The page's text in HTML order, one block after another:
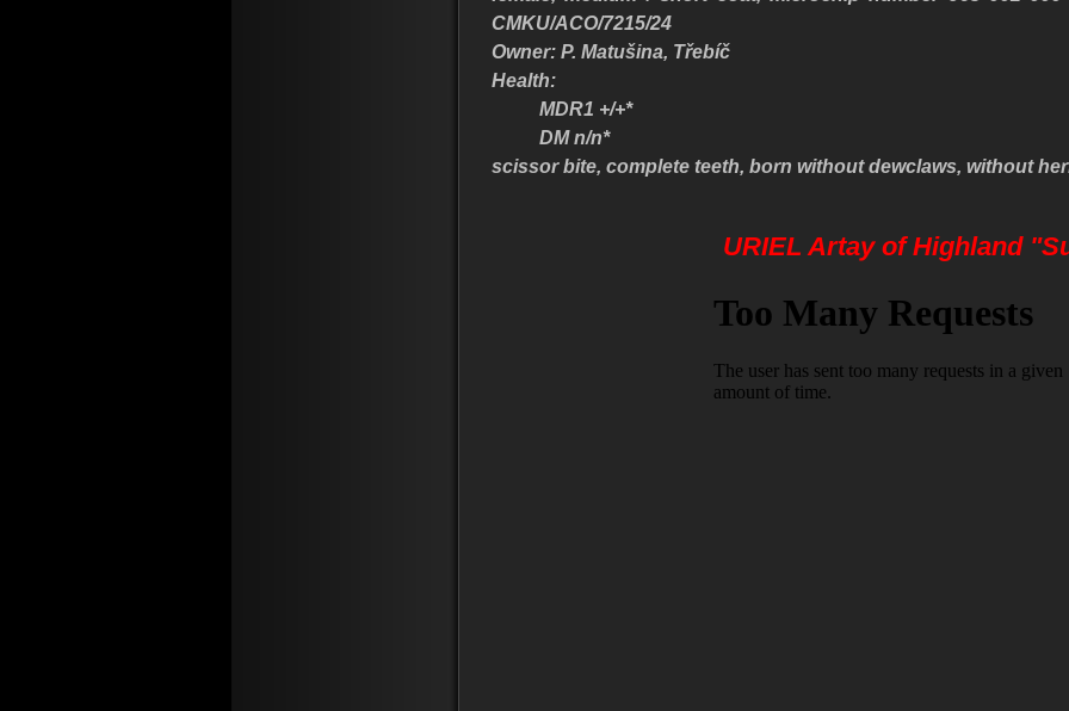
CMKU/ACO/7215/24
Owner: P. Matušina, Třebíč
Health:
MDR1 +/+*
DM n/n*
scissor bite, complete teeth, born without dewclaws, without
URIEL Artay of Highland